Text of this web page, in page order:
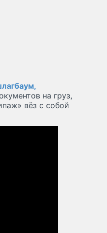
на груз,
вёз с собой